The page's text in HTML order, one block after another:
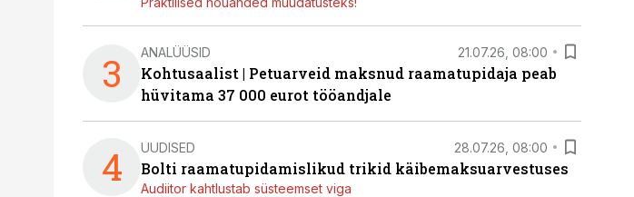
3 ANALÜÜSID 21.07.26, 08:00
Kohtusaalist | Petuarveid maksnud raamatupidaja peab
hüvitama 37 000 eurot tööandjale
4 UUDISED 28.07.26, 08:00
Bolti raamatupidamislikud trikid käibemaksuarvestuses
Audiitor kahtlustab süsteemset viga